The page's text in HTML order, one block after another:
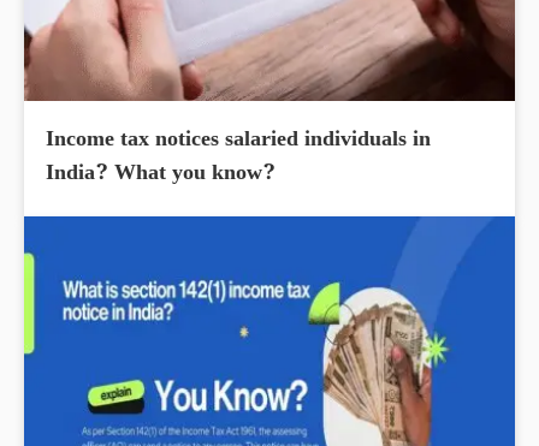
Income tax notices salaried individuals in
India? What you know?